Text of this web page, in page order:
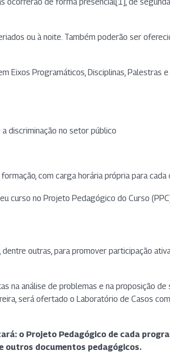
ou à noite. Também poderão ser
Eixos Programáticos, Disciplinas, Palestras
discriminação no setor público
com carga horária própria para cada
curso no Projeto Pedagógico do Curso
outras, para promover participação
na análise de problemas e na proposição
será ofertado o Laboratório de Casos
o Projeto Pedagógico de cada
outros documentos pedagógicos.